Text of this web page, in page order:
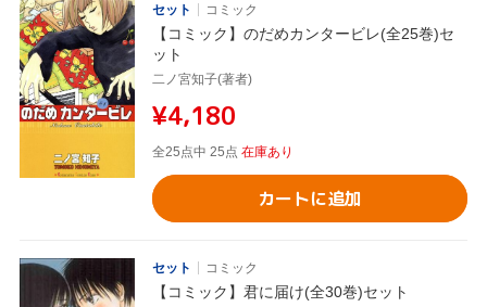
セット コミック
【コミック】のだめカンタービレ(全25巻)セ
ット
二ノ宮知子(著者)
¥4,180
全25点中 25点 在庫あり
カートに追加
セット コミック
【コミック】君に届け(全30巻)セット